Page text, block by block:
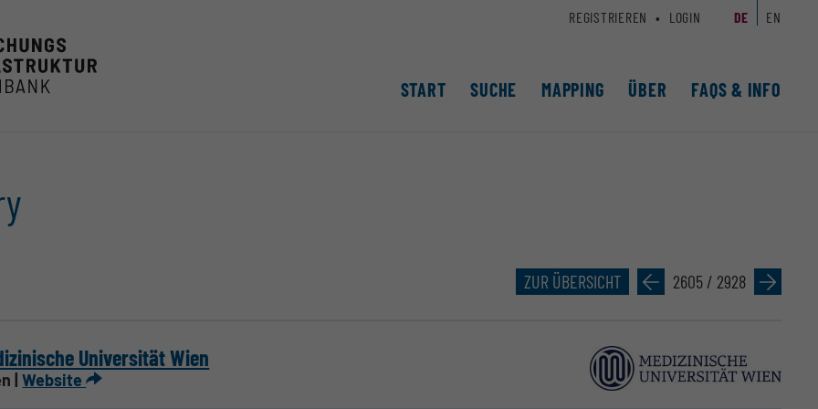
START SUCHE MAPPING ÜBER FAQS & INFO
REGISTRIEREN LOGIN DE EN
ZUR ÜBERSICHT » 2605 / 2928 »
Universität Wien
|Website